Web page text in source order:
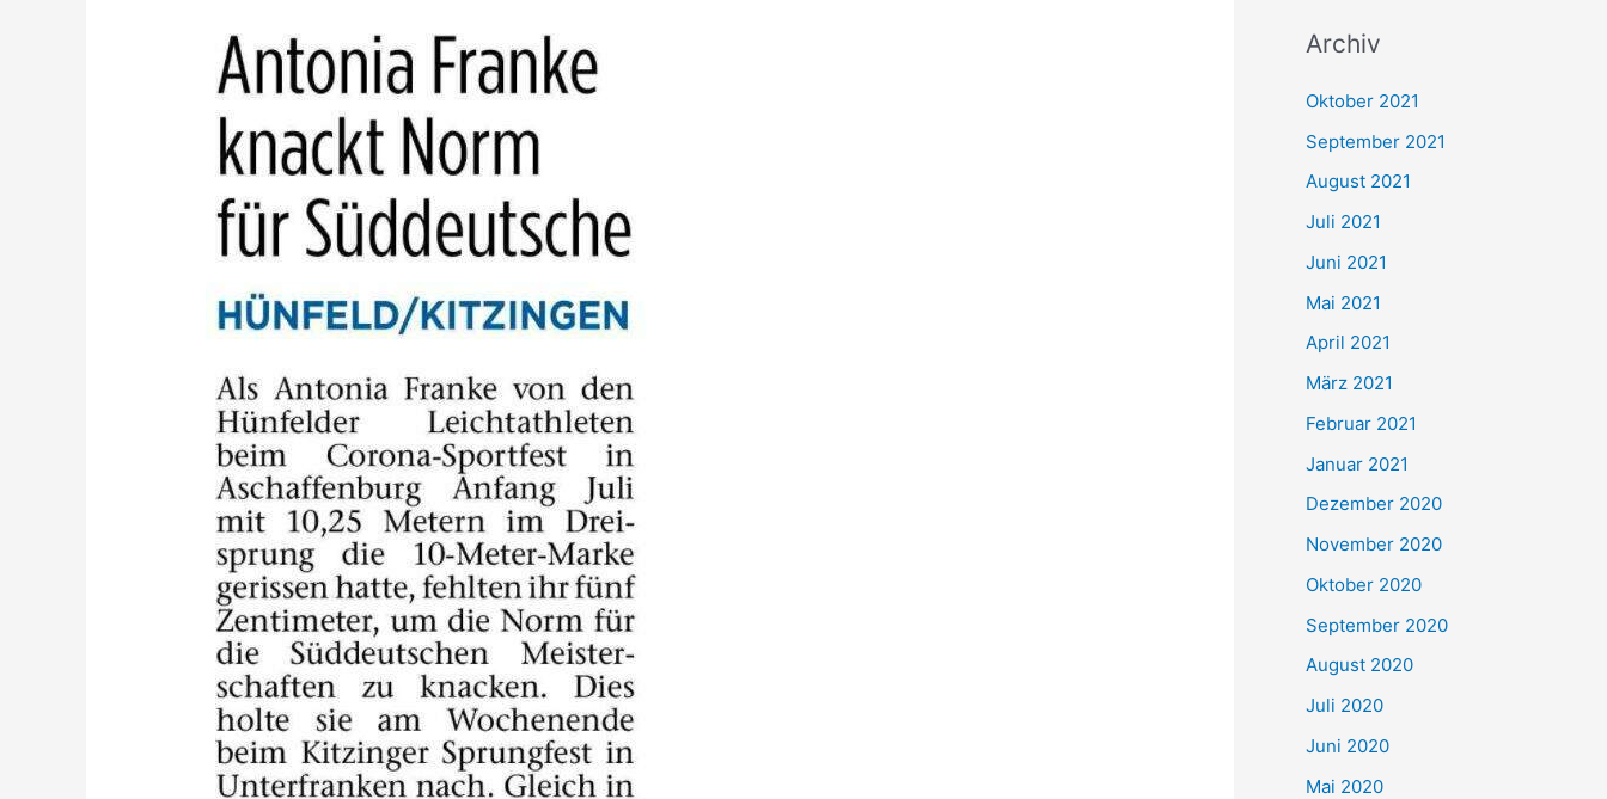
h
e
n
h
:
Archiv
Oktober 2021
September 2021
August 2021
Juli 2021
Juni 2021
Mai 2021
April 2021
März 2021
Februar 2021
Januar 2021
Dezember 2020
November 2020
Oktober 2020
September 2020
August 2020
Juli 2020
Juni 2020
Mai 2020